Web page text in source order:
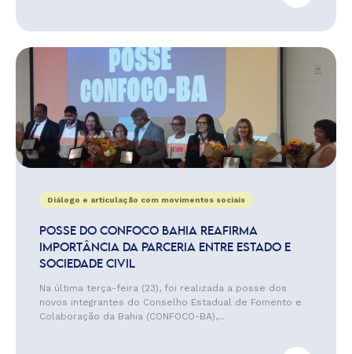
Diálogo e articulação com movimentos sociais
POSSE DO CONFOCO BAHIA REAFIRMA
IMPORTÂNCIA DA PARCERIA ENTRE ESTADO E
SOCIEDADE CIVIL
Na última terça-feira (23), foi realizada a posse dos
novos integrantes do Conselho Estadual de Fomento e
Colaboração da Bahia (CONFOCO-BA),...